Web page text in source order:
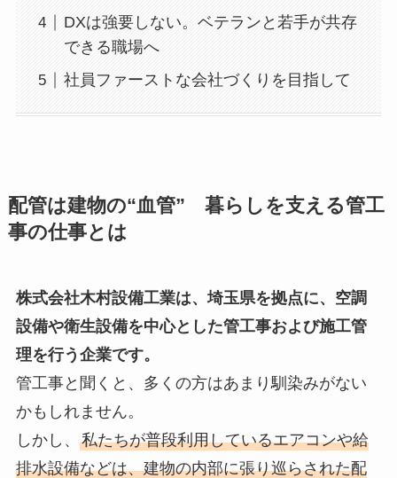
DXは強要しない。ベテランと若手が共存
できる職場へ
社員ファーストな会社づくりを目指して
配管は建物の“血管” 暮らしを支える管工
事の仕事とは
株式会社木村設備工業は、埼玉県を拠点に、空調
設備や衛生設備を中心とした管工事および施工管
理を行う企業です。
管工事と聞くと、多くの方はあまり馴染みがない
かもしれません。
しかし、 私たちが普段利用しているエアコンや給
排水設備などは、建物の内部に張り巡らされた配